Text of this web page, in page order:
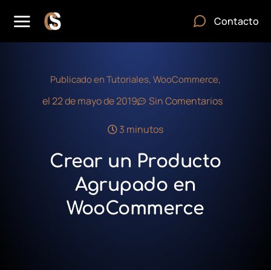
Contacto
Publicado enTutoriales,WooCommerce,
el22 de mayo de 2019 Sin Comentarios
3 minutos
Crear un Producto
Agrupado en
WooCommerce